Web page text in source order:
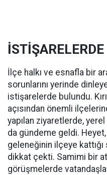
İlçe halkı ve esnafla bir
sorunlarını yerinde
istişarelerde bulundu.
açısından önemli
yapılan ziyaretlerde,
da gündeme geldi.
geleneğinin ilçeye
dikkat çekti. Samimi bir
görüşmelerde